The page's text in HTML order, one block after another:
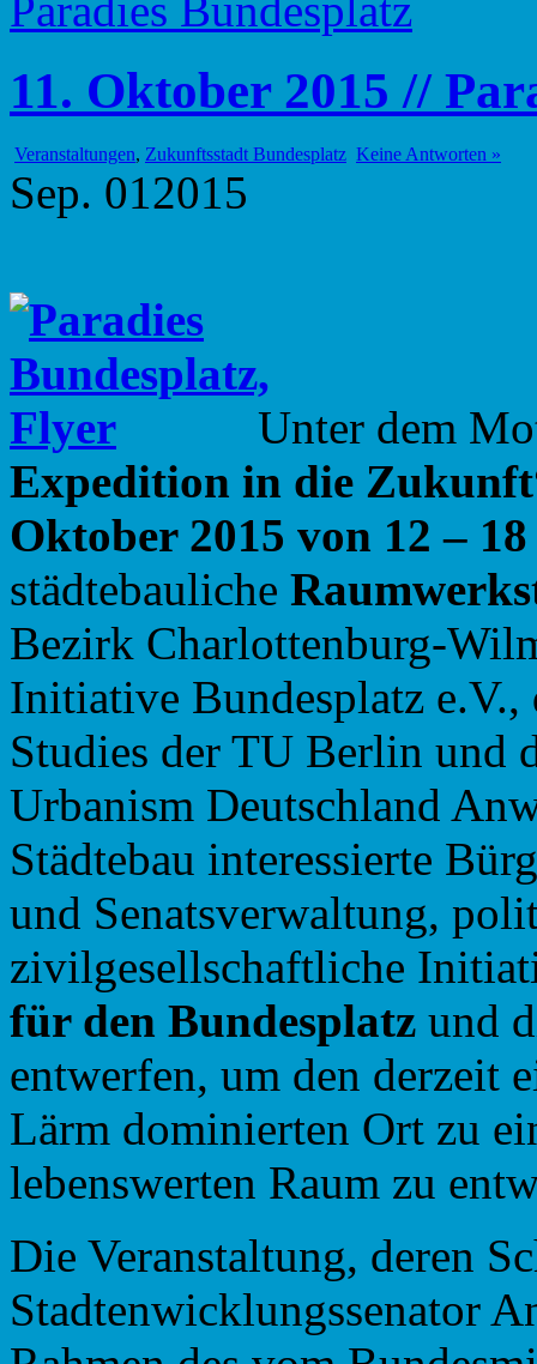
Paradies Bundesplatz
11. Oktober 2015 //
Veranstaltungen, Zukunftsstadt Bundesplatz Keine Antworten »
Sep. 012015
Unter dem
Expedition in die
Oktober 2015 von 12 –
städtebauliche
Bezirk Charlottenburg-
Initiative Bundesplatz
Studies der TU Berlin und
Urbanism Deutschland
Städtebau interessierte
und Senatsverwaltung,
zivilgesellschaftliche
für den Bundesplatz und
entwerfen, um den derzeit
Lärm dominierten Ort zu
lebenswerten Raum zu
Die Veranstaltung, deren
Stadtenwicklungssenator